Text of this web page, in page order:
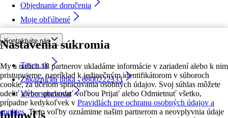
Nastavenia súkromia
My a našich 18 partnerov ukladáme informácie v zariadení alebo k nim
pristupujeme, napríklad k jedinečným identifikátorom v súboroch
cookie, za účelom spracúvania osobných údajov. Svoj súhlas môžete
udeliť alebo spravovať voľbou Prijať alebo Odmietnuť všetko,
prípadne kedykoľvek v Pravidlách pre ochranu osobných údajov a
cookies. Tieto voľby oznámime našim partnerom a neovplyvnia údaje
Objednanie doručenia
Moje obľúbené
Kontaktujte nás
Tesco.sk
Zákaznícka linka - 0800222333
Výber obchodu
followUs